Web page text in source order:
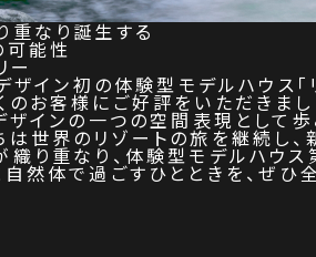
重なり誕生する
可能性
ー
ザイン初の体験型モデルハウス「
お客様にご好評をいただきまし
インの一つの空間表現として歩
世界のリゾートの旅を継続し
り重なり、体験型モデルハウス
自然体で過ごすひとときを、ぜひ